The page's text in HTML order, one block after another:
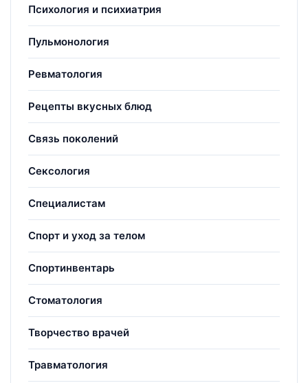
Психология и психиатрия
Пульмонология
Ревматология
Рецепты вкусных блюд
Связь поколений
Сексология
Специалистам
Спорт и уход за телом
Спортинвентарь
Стоматология
Творчество врачей
Травматология